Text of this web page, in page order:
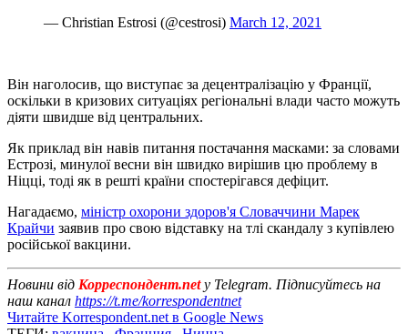
— Christian Estrosi (@cestrosi) March 12, 2021
Він наголосив, що виступає за децентралізацію у Франції,
оскільки в кризових ситуаціях регіональні влади часто можуть
діяти швидше від центральних.
Як приклад він навів питання постачання масками: за словами
Естрозі, минулої весни він швидко вирішив цю проблему в
Ніцці, тоді як в решті країни спостерігався дефіцит.
Нагадаємо, міністр охорони здоров'я Словаччини Марек
Крайчи заявив про свою відставку на тлі скандалу з купівлею
російської вакцини.
Новини від Корреспондент.netу Telegram. Підписуйтесь на
наш канал https://t.me/korrespondentnet
Читайте Korrespondent.net в Google News